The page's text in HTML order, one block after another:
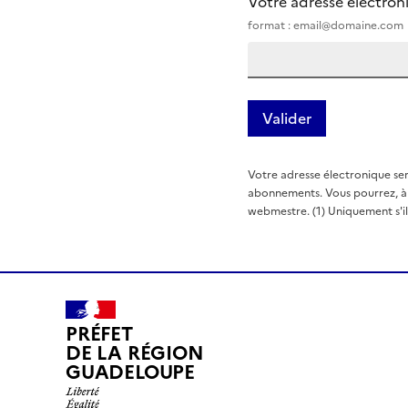
format : email@domaine.com
Votre adresse électronique
abonnements. Vous pourrez,
webmestre. (1) Uniquement
PRÉFET
DE LA RÉGION
GUADELOUPE